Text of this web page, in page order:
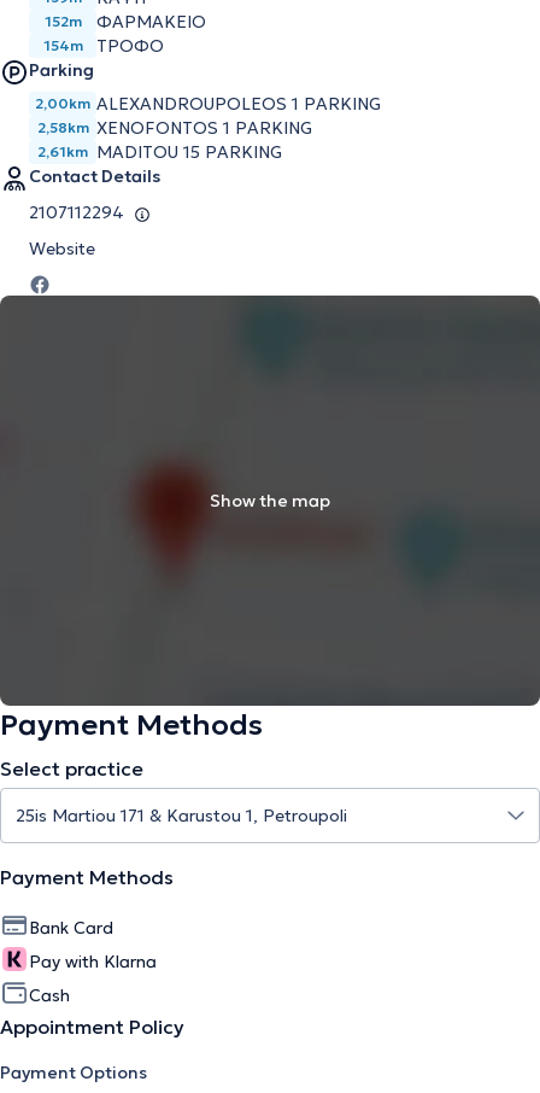
152m ΦΑΡΜΑΚΕΙΟ
154m
ΤΡΟΦΟ
Parking
2,00km ALEXANDROUPOLEOS 1 PARKING
2,58km XENOFONTOS 1 PARKING
2,61km MADITOU 15 PARKING
Contact Details
2107112294
Website
Show the map
Payment Methods
Select practice
Payment Methods
Bank Card
Pay with Klarna
Cash
Appointment Policy
Payment Options